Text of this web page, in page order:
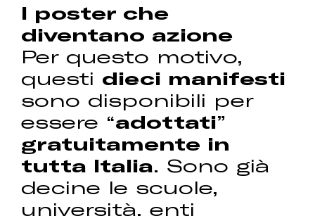
I poster che
diventano azione
Per questo motivo,
questi dieci manifesti
sono disponibili per
essere “adottati”
gratuitamente in
tutta Italia. Sono già
decine le scuole,
università, enti